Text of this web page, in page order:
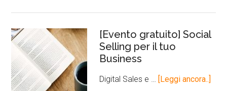
[Evento gratuito] Social
Selling per il tuo
Business
Digital Sales e … [Leggi ancora..]